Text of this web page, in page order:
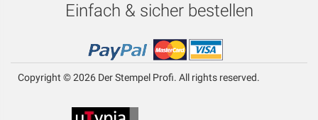
Einfach & sicher bestellen
Copyright © 2026 Der Stempel Profi. All rights reserved.